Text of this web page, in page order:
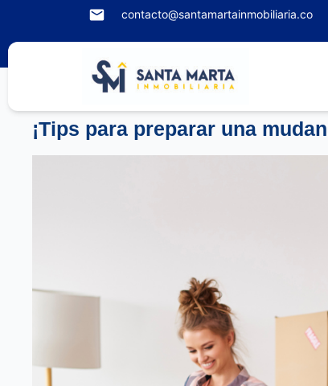
contacto@santamartainmobiliaria.co
¡Tips para preparar una